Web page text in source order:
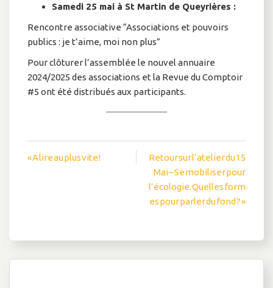
Samedi 25 mai à St Martin de Queyrières :
Rencontre associative “Associations et pouvoirs
publics : je t’aime, moi non plus”
Pour clôturer l’assemblée le nouvel annuaire
2024/2025 des associations et la Revue du Comptoir
#5 ont été distribués aux participants.
Navigation
« A lire au plus vite !
Retour sur l’atelier du 15
Mai – Se mobiliser pour
l’écologie. Quelles form
es pour parler du fond ? »